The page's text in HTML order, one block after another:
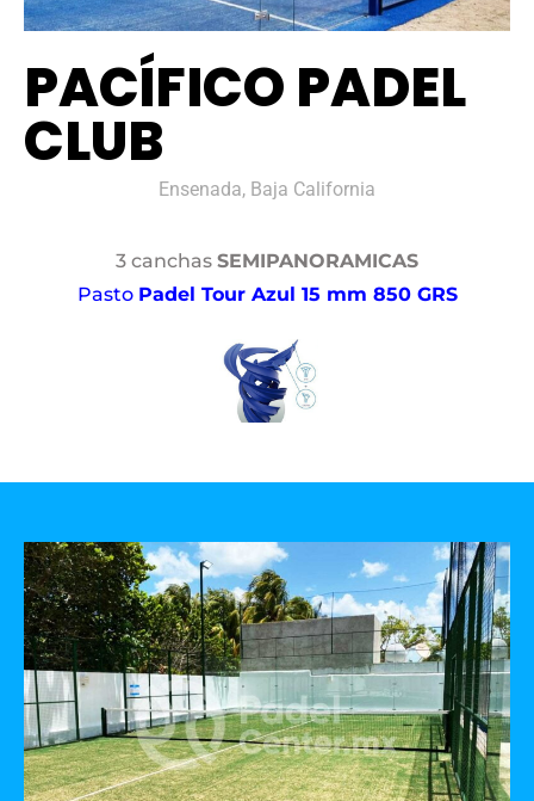
PACÍFICO PADEL
CLUB
Ensenada, Baja California
3 canchas SEMIPANORAMICAS
Pasto Padel Tour Azul 15 mm 850 GRS